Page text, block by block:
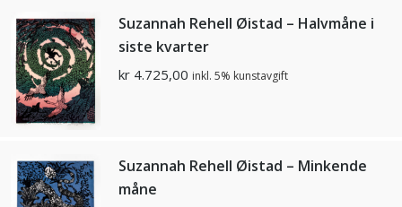
Suzannah Rehell Øistad – Halvmåne i
siste kvarter
kr 4.725,00 inkl. 5% kunstavgift
Suzannah Rehell Øistad – Minkende
måne